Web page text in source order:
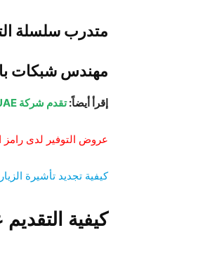
متدرب سلسلة
مهندس شبكات
إقرأ أيضاً:تقدم شركة DHL UAE وظائف شاغرة لعدة تخصصات
عروض التوفير لدى رامز الإمارات حتى 21
كيفية تجديد تأشيرة
كيفية